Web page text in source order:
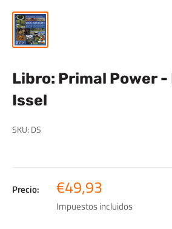
Libro: Primal Power -
Issel
SKU: DS
Precio: Precio
de
venta
€49,93
Impuestos incluidos